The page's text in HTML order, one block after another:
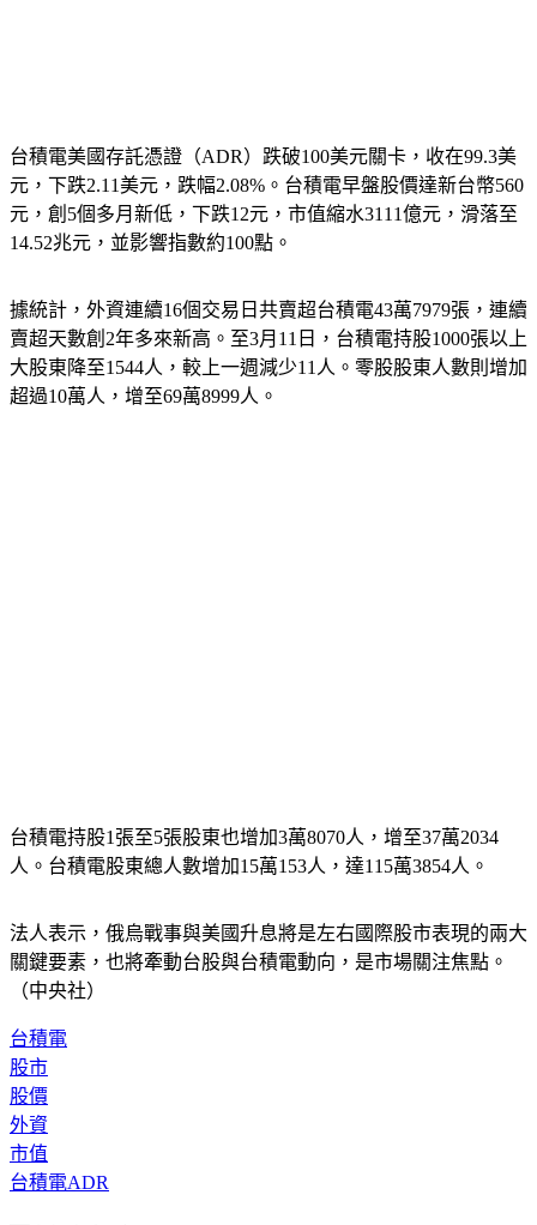
台積電美國存託憑證（ADR）跌破100美元關卡，收在99.3美
元，下跌2.11美元，跌幅2.08%。台積電早盤股價達新台幣560
元，創5個多月新低，下跌12元，市值縮水3111億元，滑落至
14.52兆元，並影響指數約100點。
據統計，外資連續16個交易日共賣超台積電43萬7979張，連續
賣超天數創2年多來新高。至3月11日，台積電持股1000張以上
大股東降至1544人，較上一週減少11人。零股股東人數則增加
超過10萬人，增至69萬8999人。
台積電持股1張至5張股東也增加3萬8070人，增至37萬2034
人。台積電股東總人數增加15萬153人，達115萬3854人。
法人表示，俄烏戰事與美國升息將是左右國際股市表現的兩大
關鍵要素，也將牽動台股與台積電動向，是市場關注焦點。
（中央社）
台積電
股市
股價
外資
市值
台積電ADR